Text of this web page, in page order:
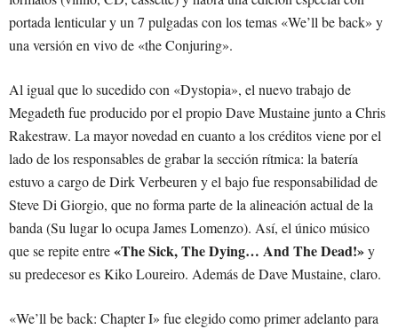
portada lenticular y un 7 pulgadas con los temas «We’ll be back» y
una versión en vivo de «the Conjuring».
Al igual que lo sucedido con «Dystopia», el nuevo trabajo de
Megadeth fue producido por el propio Dave Mustaine junto a Chris
Rakestraw. La mayor novedad en cuanto a los créditos viene por el
lado de los responsables de grabar la sección rítmica: la batería
estuvo a cargo de Dirk Verbeuren y el bajo fue responsabilidad de
Steve Di Giorgio, que no forma parte de la alineación actual de la
banda (Su lugar lo ocupa James Lomenzo). Así, el único músico
que se repite entre«The Sick, The Dying… And The Dead!»y
su predecesor es Kiko Loureiro. Además de Dave Mustaine, claro.
«We’ll be back: Chapter I» fue elegido como primer adelanto para